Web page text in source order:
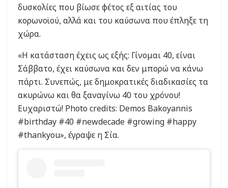
δυσκολίες που βίωσε φέτος εξ αιτίας του
κορωνοϊού, αλλά και του καύσωνα που έπληξε τη
χώρα.
«Η κατάσταση έχεις ως εξής: Γίνομαι 40, είναι
Σάββατο, έχει καύσωνα και δεν μπορώ να κάνω
πάρτι. Συνεπώς, με δημοκρατικές διαδικασίες τα
ακυρώνω και θα ξαναγίνω 40 του χρόνου!
Ευχαριστώ! Photo credits: Demos Bakoyannis
#birthday #40 #newdecade #growing #happy
#thankyou», έγραψε η Σία.